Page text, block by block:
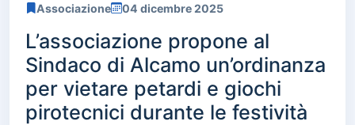
Associazione 04 dicembre 2025
L’associazione propone al
Sindaco di Alcamo un’ordinanza
per vietare petardi e giochi
pirotecnici durante le festività